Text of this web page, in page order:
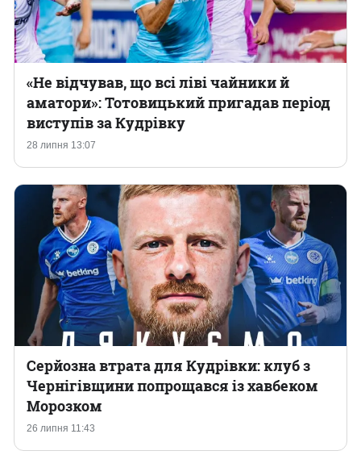
28 липня 13:07
«Не відчував, що всі ліві чайники й
аматори»: Тотовицький пригадав період
виступів за Кудрівку
26 липня 11:43
Серйозна втрата для Кудрівки: клуб з
Чернігівщини попрощався із хавбеком
Морозком